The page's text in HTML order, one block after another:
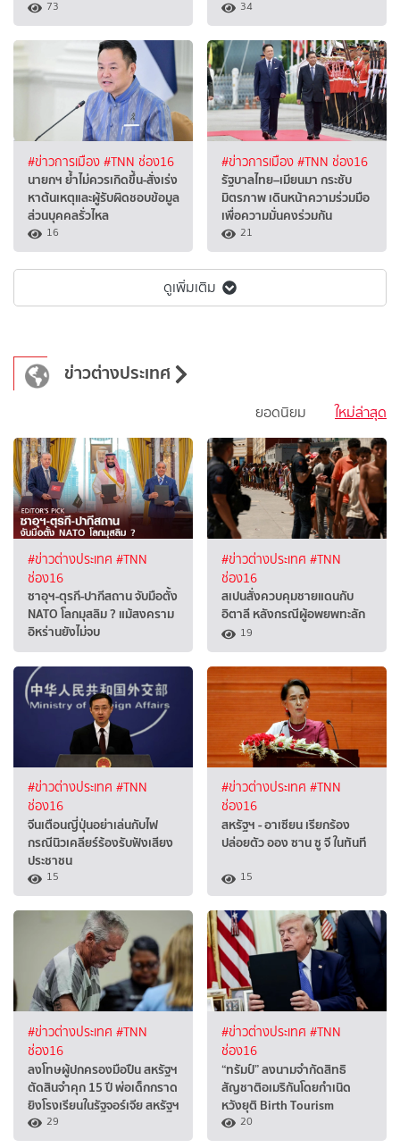
73 34
#ข่าวการเมือง#TNN ช่อง16
นายกฯ ย้ำไม่ควรเกิดขึ้น-สั่งเร่ง
หาต้นเหตุและผู้รับผิดชอบข้อมูล
ส่วนบุคคลรั่วไหล
16
#ข่าวการเมือง#TNN ช่อง16
รัฐบาลไทย–เมียนมา กระชับ
มิตรภาพ เดินหน้าความร่วมมือ
เพื่อความมั่นคงร่วมกัน
21
ดูเพิ่มเติม
ข่าวต่างประเทศ
ใหม่ล่าสุด
ยอดนิยม
#ข่าวต่างประเทศ #TNN
ช่อง16
ซาอุฯ-ตุรกี-ปากีสถาน จับมือตั้ง
NATO โลกมุสลิม ? แม้สงคราม
อิหร่านยังไม่จบ
#ข่าวต่างประเทศ #TNN
ช่อง16
สเปนสั่งควบคุมชายแดนกับ
อิตาลี หลังกรณีผู้อพยพทะลัก
19
#ข่าวต่างประเทศ #TNN
ช่อง16
จีนเตือนญี่ปุ่นอย่าเล่นกับไฟ
กรณีนิวเคลียร์ร้องรับฟังเสียง
ประชาชน
15
#ข่าวต่างประเทศ #TNN
ช่อง16
สหรัฐฯ - อาเซียน เรียกร้อง
ปล่อยตัว ออง ซาน ซู จี ในทันที
15
#ข่าวต่างประเทศ #TNN
ช่อง16
ลงโทษผู้ปกครองมือปืน สหรัฐฯ
ตัดสินจำคุก 15 ปี พ่อเด็กกราด
ยิงโรงเรียนในรัฐจอร์เจีย สหรัฐฯ
29
#ข่าวต่างประเทศ #TNN
ช่อง16
“ทรัมป์” ลงนามจำกัดสิทธิ
สัญชาติอเมริกันโดยกำเนิด
หวังยุติ Birth Tourism
20